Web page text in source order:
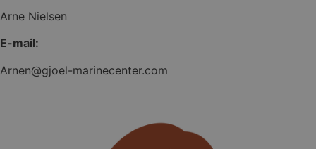
Arne Nielsen
E-mail:
Arnen@gjoel-marinecenter.com